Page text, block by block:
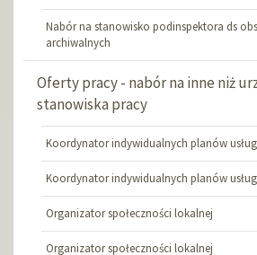
Nabór na stanowisko podinspektora ds
archiwalnych
Oferty pracy - nabór na inne niż
stanowiska pracy
Koordynator indywidualnych planów usług
Koordynator indywidualnych planów usług
Organizator społeczności lokalnej
Organizator społeczności lokalnej